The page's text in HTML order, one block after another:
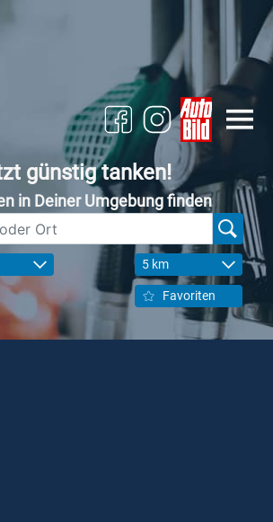
günstig tanken!
in Deiner Umgebung finden
5 km
Favoriten